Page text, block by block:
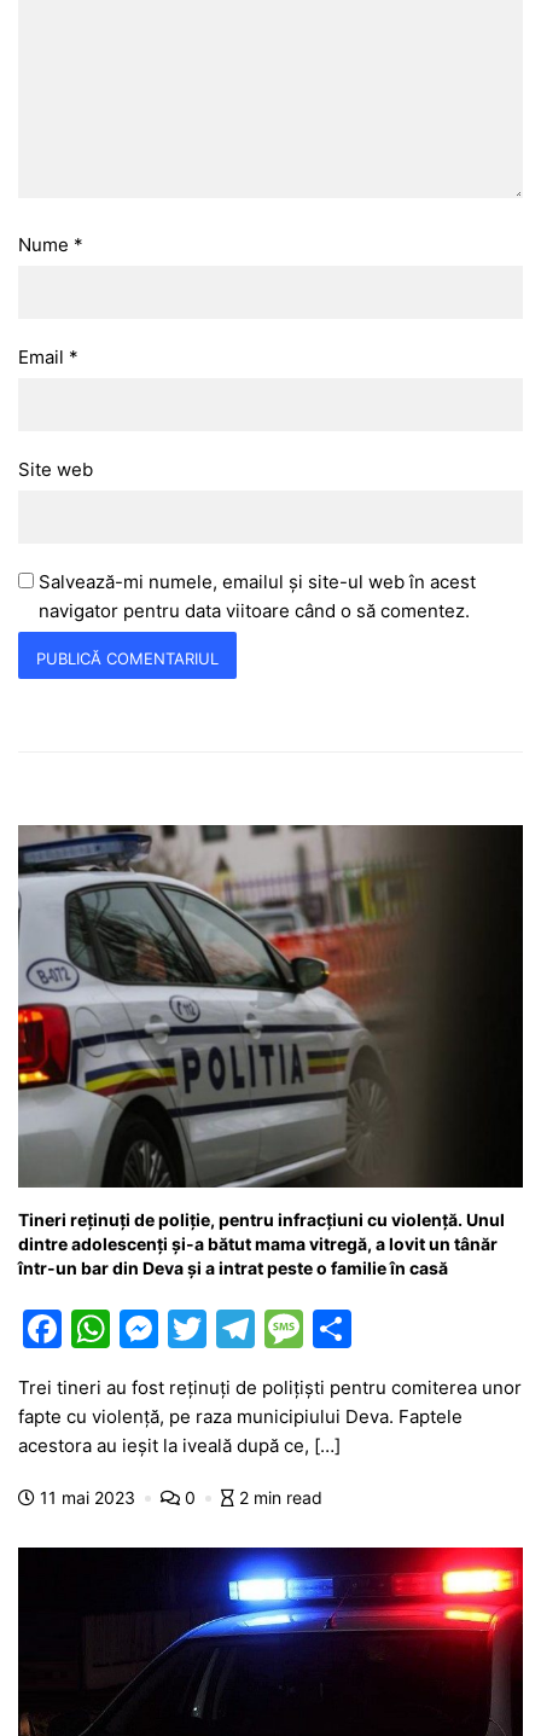
Nume *
Email *
Site web
Salvează-mi numele, emailul și site-ul web în acest
navigator pentru data viitoare când o să comentez.
Tineri reținuți de poliție, pentru infracțiuni cu violență. Unul
dintre adolescenți și-a bătut mama vitregă, a lovit un tânăr
într-un bar din Deva și a intrat peste o familie în casă
F
a
c
e
b
o
o
W
at
s
A
p
p
M
s
s
e
n
g
T
w
itt
er
T
e
gr
a
M
e
s
s
a
g
e
ta
ă
Trei tineri au fost reţinuţi de poliţişti pentru comiterea unor
fapte cu violenţă, pe raza municipiului Deva. Faptele
acestora au ieșit la iveală după ce, […]
11 mai 2023 0 2 min read